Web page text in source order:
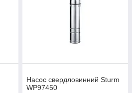
Насос свердловинний Sturm
WP97450